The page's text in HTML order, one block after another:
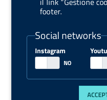
footer.
Social networks
Instagram
o
t
i
f
y